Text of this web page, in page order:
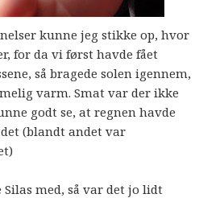
kunne jeg stikke op, hvor
for da vi først havde fået
så bragede solen igennem,
varm. Smat var der ikke
godt se, at regnen havde
(blandt andet var
med, så var det jo lidt